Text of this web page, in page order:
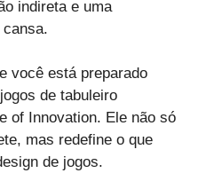
indireta e uma
cansa.
você está preparado
de tabuleiro
of Innovation. Ele não só
mas redefine o que
de jogos.